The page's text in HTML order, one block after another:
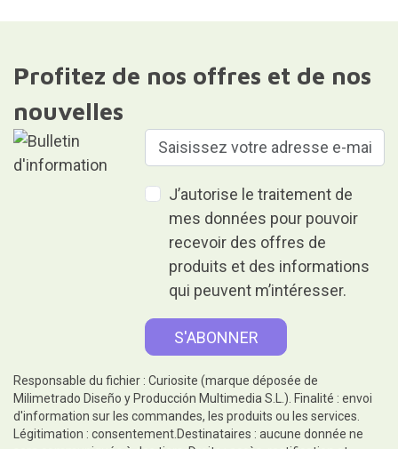
Profitez de nos offres et de nos
nouvelles
J’autorise le traitement de
mes données pour pouvoir
recevoir des offres de
produits et des informations
qui peuvent m’intéresser.
Responsable du fichier : Curiosite (marque déposée de
Milimetrado Diseño y Producción Multimedia S.L.). Finalité : envoi
d'information sur les commandes, les produits ou les services.
Légitimation : consentement.Destinataires : aucune donnée ne